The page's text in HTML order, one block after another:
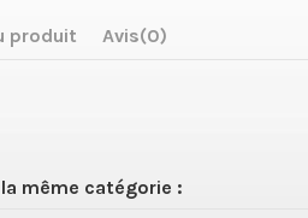
produit Avis(0)
même catégorie :